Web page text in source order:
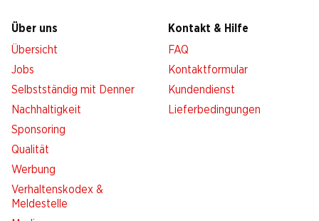
Über uns
Übersicht
Jobs
Selbstständig mit Denner
Nachhaltigkeit
Sponsoring
Qualität
Werbung
Verhaltenskodex &
Meldestelle
Kontakt & Hilfe
FAQ
Kontaktformular
Kundendienst
Lieferbedingungen